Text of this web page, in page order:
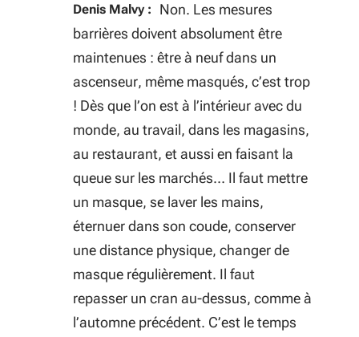
Denis Malvy :
Non. Les mesures
barrières doivent absolument être
maintenues : être à neuf dans un
ascenseur, même masqués, c’est trop
! Dès que l’on est à l’intérieur avec du
monde, au travail, dans les magasins,
au restaurant, et aussi en faisant la
queue sur les marchés… Il faut mettre
un masque, se laver les mains,
éternuer dans son coude, conserver
une distance physique, changer de
masque régulièrement. Il faut
repasser un cran au-dessus, comme à
l’automne précédent. C’est le temps